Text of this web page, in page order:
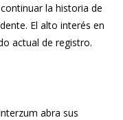
la historia de
El alto interés en
actual de registro.
abra sus